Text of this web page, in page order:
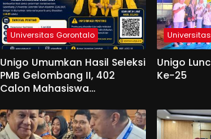
Universitas Gorontalo
Unigo Umumkan Hasil Seleksi
PMB Gelombang II, 402
Calon Mahasiswa
Unigo
Ke-25